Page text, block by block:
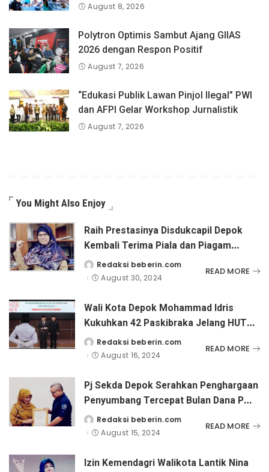
August 8, 2026
Polytron Optimis Sambut Ajang GIIAS
2026 dengan Respon Positif
August 7, 2026
“Edukasi Publik Lawan Pinjol Ilegal” PWI
dan AFPI Gelar Workshop Jurnalistik
August 7, 2026
You Might Also Enjoy
Raih Prestasinya Disdukcapil Depok
Kembali Terima Piala dan Piagam
Penghargaan di Tingkat Provinsi Jabar
Tahun 2024
Posted
by
Redaksi beberin.com
August 30, 2024
READ MORE
Wali Kota Depok Mohammad Idris
Kukuhkan 42 Paskibraka Jelang HUT
ke-79 RI
Posted
by
Redaksi beberin.com
August 16, 2024
READ MORE
Pj Sekda Depok Serahkan Penghargaan
Penyumbang Tercepat Bulan Dana PMI
2023 ke- PT Tirta Asasta
Posted
by
Redaksi beberin.com
August 15, 2024
READ MORE
Izin Kemendagri Walikota Lantik Nina